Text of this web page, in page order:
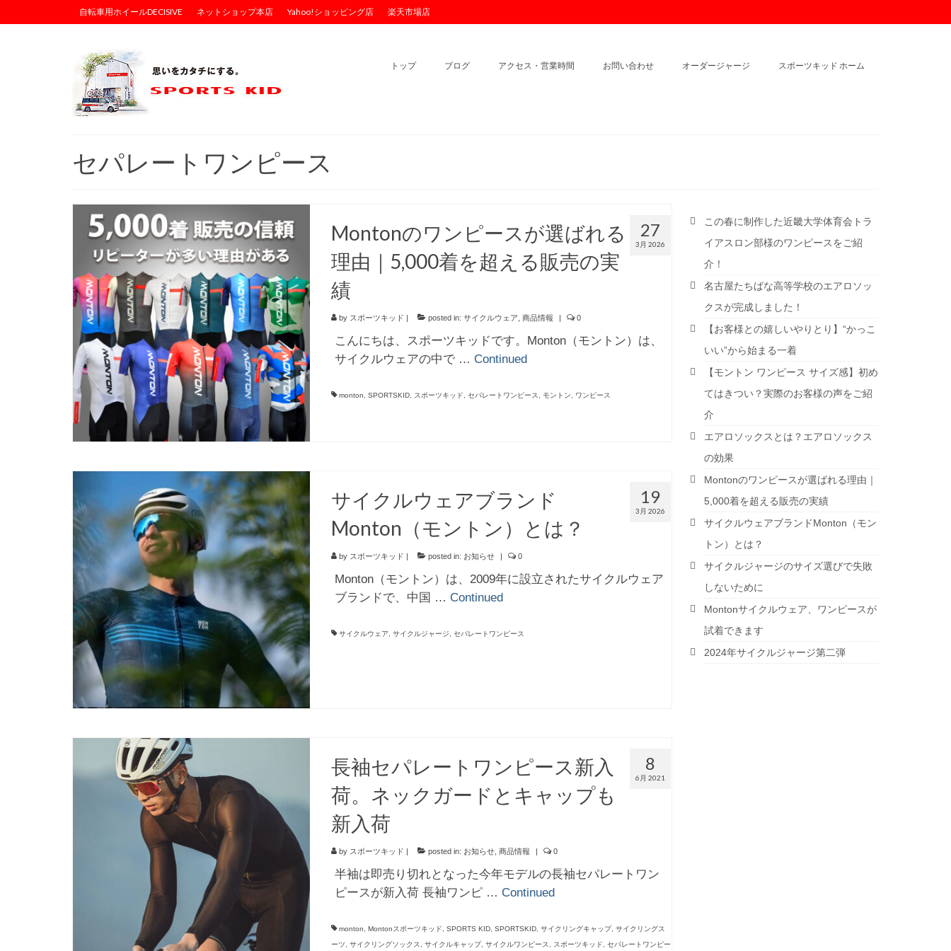
自転車用ホイールDECISIVE ネットショップ本店 Yahoo!ショッピング店 楽天市場店
トップ ブログ アクセス・営業時間 お問い合わせ オーダージャージ スポーツキッド ホーム
セパレートワンピース
27
3月 2026
Montonのワンピースが選ばれる
理由｜5,000着を超える販売の実
績
by スポーツキッド | posted in: サイクルウェア 商品情報 | 0
こんにちは、スポーツキッドです。Monton（モントン）は、
サイクルウェアの中で … Continued
monton SPORTSKID, スポーツキッド セパレートワンピース モントン ワンピース
19
3月 2026
サイクルウェアブランド
Monton（モントン）とは？
by スポーツキッド | posted in: お知らせ | 0
Monton（モントン）は、2009年に設立されたサイクルウェア
ブランドで、中国 … Continued
サイクルウェア サイクルジャージ セパレートワンピース
8
6月 2021
長袖セパレートワンピース新入
荷。ネックガードとキャップも
新入荷
by スポーツキッド | posted in: お知らせ, 商品情報 | 0
半袖は即売り切れとなった今年モデルの長袖セパレートワン
ピースが新入荷 長袖ワンピ … Continued
monton Montonスポーツキッド SPORTS KID, SPORTSKID, サイクリングキャップ, サイクリングス
ーツ
サイクリングソックス サイクルキャップ, サイクルワンピース スポーツキッド セパレートワンピー
この春に制作した近畿大学体育会トラ
イアスロン部様のワンピースをご紹
介！
名古屋たちばな高等学校のエアロソッ
クスが完成しました！
【お客様との嬉しいやりとり】“かっこ
いい”から始まる一着
【モントン ワンピース サイズ感】初め
てはきつい？実際のお客様の声をご紹
介
エアロソックスとは？エアロソックス
の効果
Montonのワンピースが選ばれる理由｜
5,000着を超える販売の実績
サイクルウェアブランドMonton（モン
トン）とは？
サイクルジャージのサイズ選びで失敗
しないために
Montonサイクルウェア、ワンピースが
試着できます
2024年サイクルジャージ第二弾